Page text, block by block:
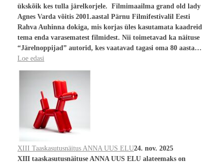
ükskõik kes tulla järelkorjele. Filmimaailma grand old lady
Agnes Varda võitis 2001.aastal Pärnu Filmifestivalil Eesti
Rahva Auhinna dokiga, mis korjas üles kasutamata kaadreid
tema enda varasematest filmidest. Nii toimetavad ka näituse
“Järelnoppijad” autorid, kes vaatavad tagasi oma 80 aasta…
Loe edasi
XIII Taaskasutusnäitus ANNA UUS ELU24. nov. 2025
XIII taaskasutusnäituse ANNA UUS ELU alateemaks on